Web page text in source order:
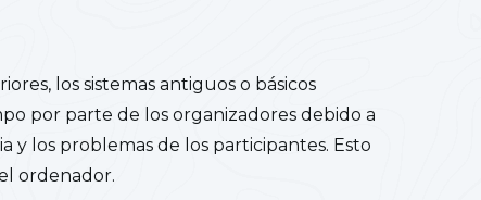
los sistemas antiguos o básicos
por parte de los organizadores debido a
y los problemas de los participantes. Esto
ordenador.